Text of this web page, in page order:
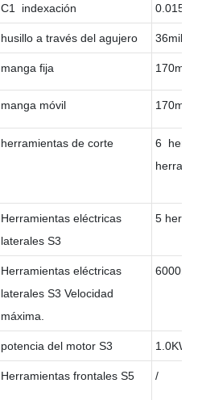
C1 indexación 0.015°
husillo a través del agujero
manga fija
manga móvil
herramientas de corte
6
Herramientas eléctricas
laterales S3
5
Herramientas eléctricas
laterales S3 Velocidad
máxima.
6000rpm
potencia del motor S3 1.0KW
Herramientas frontales S5 /